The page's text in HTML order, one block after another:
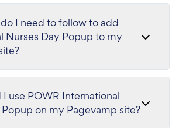
I need to follow to add
Nurses Day Popup to my
use POWR International
on my Pagevamp site?